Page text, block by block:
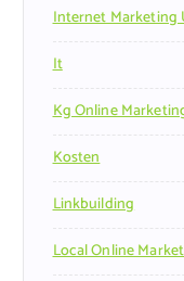
Internet Marketing
It
Kg Online
Kosten
Linkbuilding
Local Online